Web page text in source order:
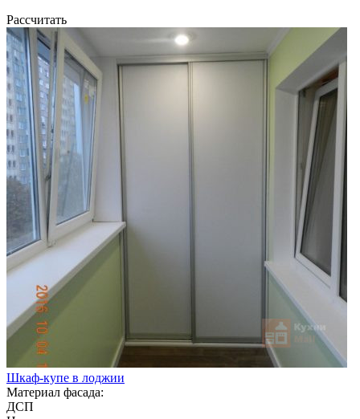
Рассчитать
Шкаф-купе в лоджии
Материал фасада:
ДСП